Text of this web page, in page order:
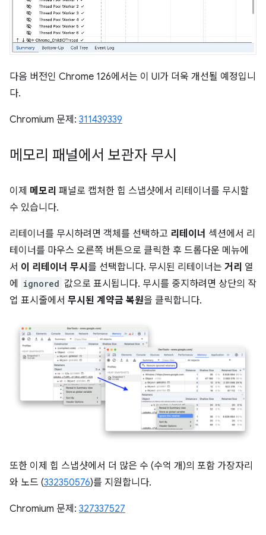
다음 버전인 Chrome 126에서는 이 UI가 더욱 개선될 예정입니
다.
Chromium 문제: 311439339
메모리 패널에서 보관자 무시
이제 메모리 패널로 캡처한 힙 스냅샷에서 리테이너를 무시할
수 있습니다.
리테이너를 무시하려면 객체를 선택하고 리테이너 섹션에서 리
테이너를 마우스 오른쪽 버튼으로 클릭한 후 드롭다운 메뉴에
서 이 리테이너 무시 를 선택합니다. 무시된 리테이너는 거리 열
에
ignored 값으로 표시됩니다. 무시를 중지하려면 상단의 작
업 표시줄에서 무시된 계약금 복원을 클릭합니다.
또한 이제 힙 스냅샷에서 더 많은 수 (수억 개)의 포함 가장자리
와 노드 (332350576)를 지원합니다.
Chromium 문제: 327337527